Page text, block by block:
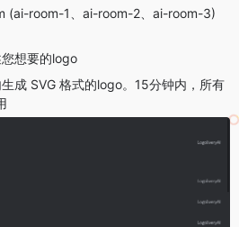
(⁠ai-room-1、⁠ai-room-2、⁠ai-room-3)
想要的logo
成 SVG 格式的logo。15分钟内，所有